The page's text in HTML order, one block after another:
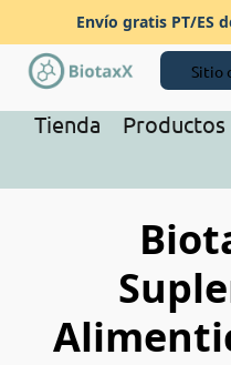
Envío gratis PT/ES
Sitio
Tienda Productos